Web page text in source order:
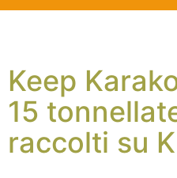
Keep
15
raccolti su